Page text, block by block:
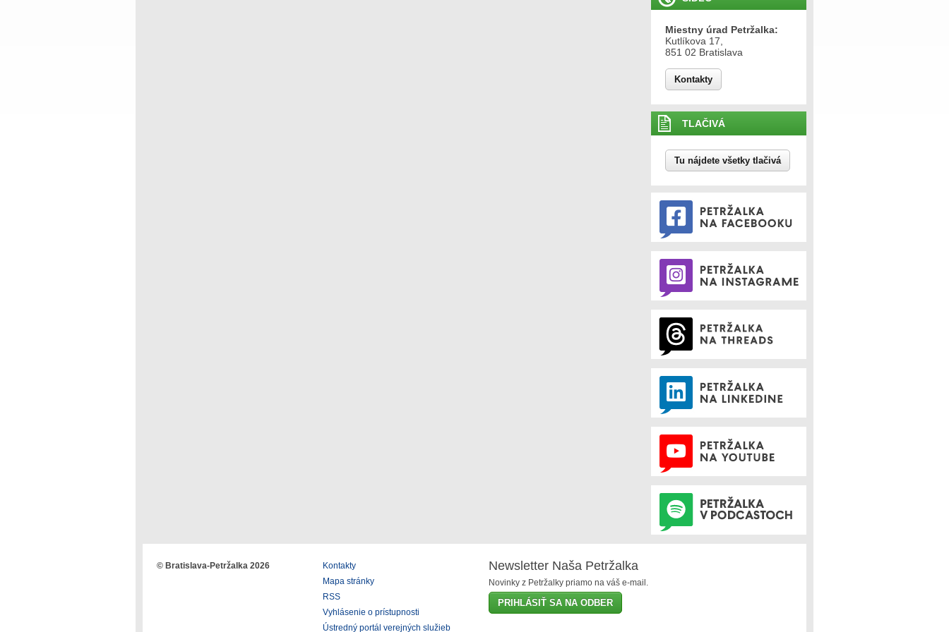
Miestny úrad Petržalka:
Kutlíkova 17,
851 02 Bratislava
Kontakty
TLAČIVÁ
Tu nájdete všetky tlačivá
© Bratislava-Petržalka 2026
Kontakty
Mapa stránky
RSS
Vyhlásenie o prístupnosti
Ústredný portál verejných služieb
Newsletter Naša Petržalka
Novinky z Petržalky priamo na váš e-mail.
PRIHLÁSIŤ SA NA ODBER